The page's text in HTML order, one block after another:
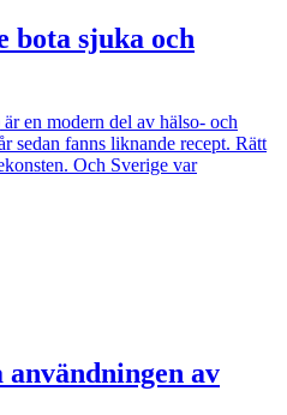
bota sjuka och
en modern del av hälso- och
sedan fanns liknande recept. Rätt
Och Sverige var
av